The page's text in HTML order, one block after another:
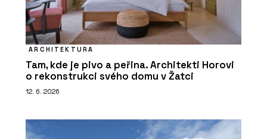
ARCHITEKTURA
Tam, kde je pivo a peřina. Architekti Horovi
o rekonstrukci svého domu v Žatci
12. 6. 2026